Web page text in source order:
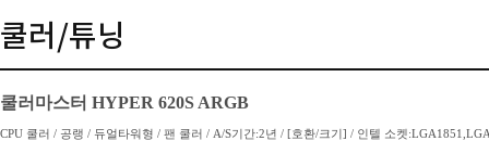
쿨러/튜닝
쿨러마스터 HYPER 620S ARGB
CPU 쿨러 / 공랭 / 듀얼타워형 / 팬 쿨러 / A/S기간:2년 / [호환/크기] / 인텔 소켓